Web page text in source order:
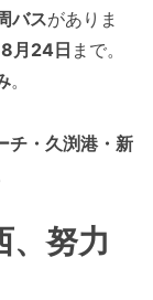
バスがありま
月24日 まで。
。
チ・久渕港・新
、努力